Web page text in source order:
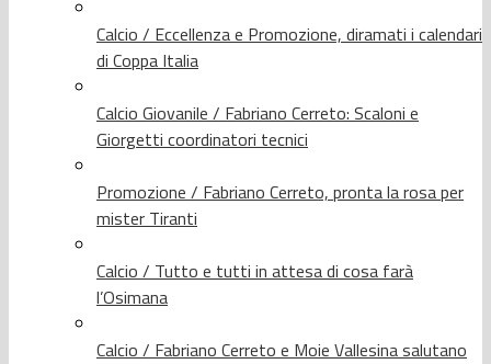
Calcio / Eccellenza e Promozione, diramati i calendari
di Coppa Italia
Calcio Giovanile / Fabriano Cerreto: Scaloni e
Giorgetti coordinatori tecnici
Promozione / Fabriano Cerreto, pronta la rosa per
mister Tiranti
Calcio / Tutto e tutti in attesa di cosa farà
l’Osimana
Calcio / Fabriano Cerreto e Moie Vallesina salutano